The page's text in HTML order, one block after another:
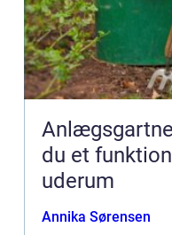
Anlægsgartner
du et
uderum
Annika Sørensen